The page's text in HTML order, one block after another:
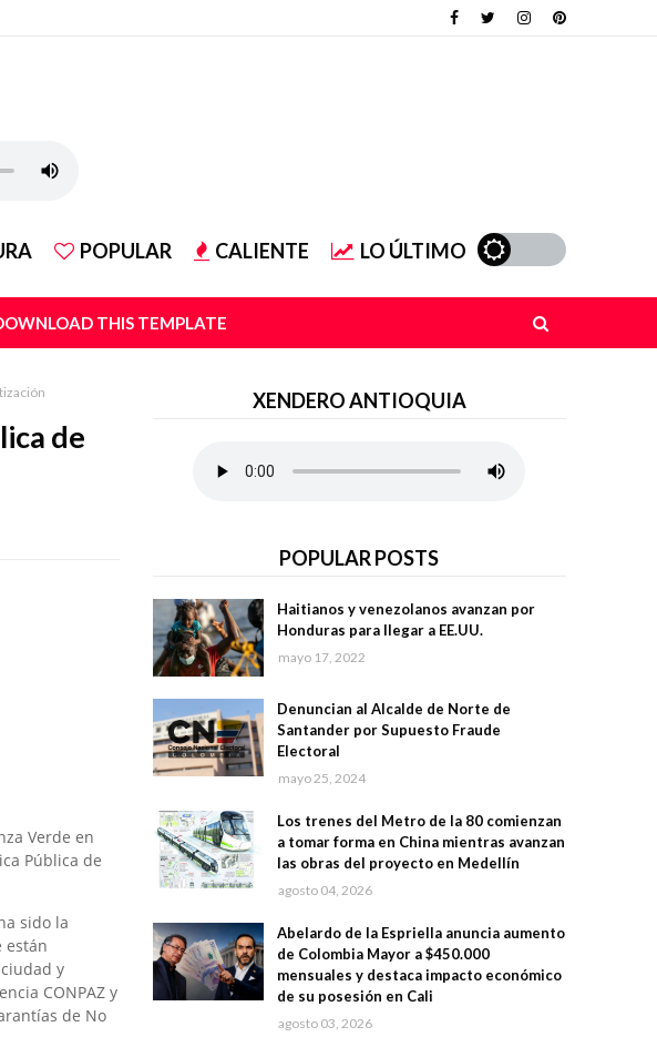
POPULAR CALIENTE LO ÚLTIMO
THIS TEMPLATE
de
Verde en
Pública de
sido la
están
y
CONPAZ y
de No
XENDERO ANTIOQUIA
POPULAR POSTS
Haitianos y venezolanos avanzan por
Honduras para llegar a EE.UU.
mayo 17, 2022
Denuncian al Alcalde de Norte de
Santander por Supuesto Fraude
Electoral
mayo 25, 2024
Los trenes del Metro de la 80 comienzan
a tomar forma en China mientras avanzan
las obras del proyecto en Medellín
agosto 04, 2026
Abelardo de la Espriella anuncia aumento
de Colombia Mayor a $450.000
mensuales y destaca impacto económico
de su posesión en Cali
agosto 03, 2026